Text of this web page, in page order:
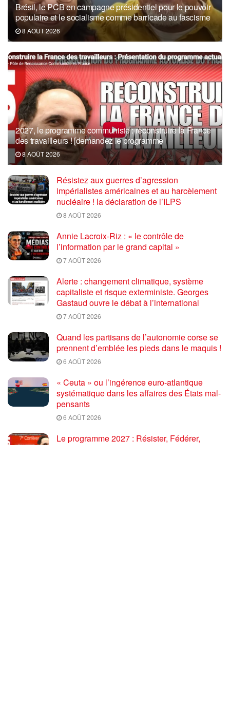
Brésil, le PCB en campagne présidentiel pour le pouvoir
populaire et le socialisme comme barricade au fascisme
8 AOÛT 2026
2027, le programme communiste : reconstruire la France
des travailleurs ! [demandez le programme
8 AOÛT 2026
Résistez aux guerres d’agression
impérialistes américaines et au harcèlement
nucléaire ! la déclaration de l’ILPS
8 AOÛT 2026
Annie Lacroix-Riz : « le contrôle de
l’information par le grand capital »
7 AOÛT 2026
Alerte : changement climatique, système
capitaliste et risque exterministe. Georges
Gastaud ouvre le débat à l’international
7 AOÛT 2026
Quand les partisans de l’autonomie corse se
prennent d’emblée les pieds dans le maquis !
6 AOÛT 2026
« Ceuta » ou l’ingérence euro-atlantique
systématique dans les affaires des États mal-
pensants
6 AOÛT 2026
Le programme 2027 : Résister, Fédérer,